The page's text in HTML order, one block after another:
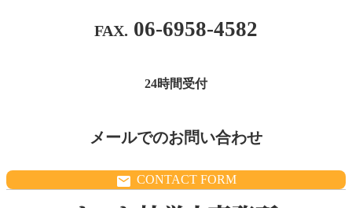
06-6958-4582
24時間受付
メールでのお問い合わせ
CONTACT FORM